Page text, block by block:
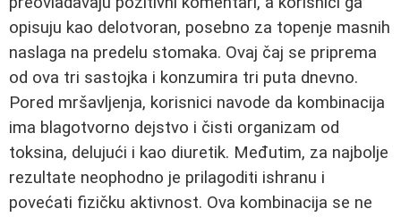
opisuju kao delotvoran, posebno za topenje masnih
naslaga na predelu stomaka. Ovaj čaj se priprema
od ova tri sastojka i konzumira tri puta dnevno.
Pored mršavljenja, korisnici navode da kombinacija
ima blagotvorno dejstvo i čisti organizam od
toksina, delujući i kao diuretik. Međutim, za najbolje
rezultate neophodno je prilagoditi ishranu i
povećati fizičku aktivnost. Ova kombinacija se ne